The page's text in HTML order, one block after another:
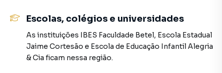
Marqueze Imóveis é uma imobiliária digital com imóveis
em diversas cidades do Brasil, incluindo São Paulo.
Escolas, colégios e universidades
As instituições IBES Faculdade Betel, Escola Estadual
Jaime Cortesão e Escola de Educação Infantil Alegria
& Cia ficam nessa região.